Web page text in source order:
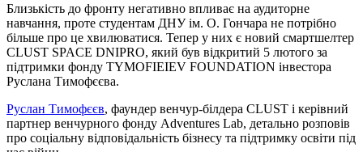
Близькість до фронту негативно впливає на аудиторне
навчання, проте студентам ДНУ ім. О. Гончара не потрібно
більше про це хвилюватися. Тепер у них є новий смартшелтер
CLUST SPACE DNIPRO, який був відкритий 5 лютого за
підтримки фонду TYMOFIEIEV FOUNDATION інвестора
Руслана Тимофєєва.
Руслан Тимофєєв, фаундер венчур-білдера CLUST і керівний
партнер венчурного фонду Adventures Lab, детально розповів
про соціальну відповідальність бізнесу та підтримку освіти під